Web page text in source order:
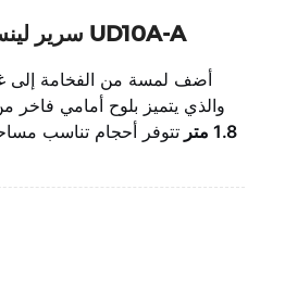
سرير لينسي أبيض مُنجّد مع لوح أمامي من الجلد UD10A-A
أضف لمسة من الفخامة إلى
والذي يتميز بلوح أمامي فاخر
1.8 متر
تتوفر أحجام تناسب